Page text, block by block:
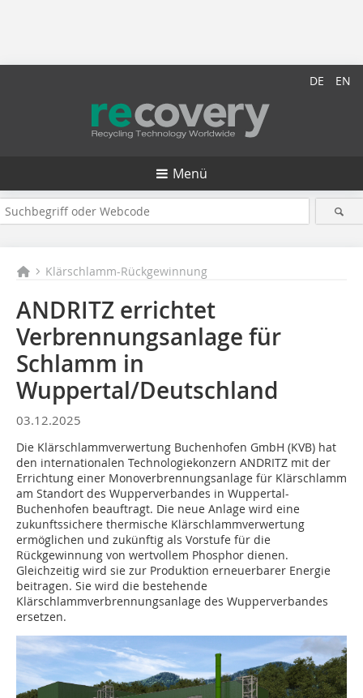
DE EN
Menü
Klärschlamm-Rückgewinnung
ANDRITZ errichtet
Verbrennungsanlage für
Schlamm in
Wuppertal/Deutschland
03.12.2025
Die Klärschlammverwertung Buchenhofen GmbH (KVB) hat
den internationalen Technologiekonzern ANDRITZ mit der
Errichtung einer Monoverbrennungsanlage für Klärschlamm
am Standort des Wupperverbandes in Wuppertal-
Buchenhofen beauftragt. Die neue Anlage wird eine
zukunftssichere thermische Klärschlammverwertung
ermöglichen und zukünftig als Vorstufe für die
Rückgewinnung von wertvollem Phosphor dienen.
Gleichzeitig wird sie zur Produktion erneuerbarer Energie
beitragen. Sie wird die bestehende
Klärschlammverbrennungsanlage des Wupperverbandes
ersetzen.